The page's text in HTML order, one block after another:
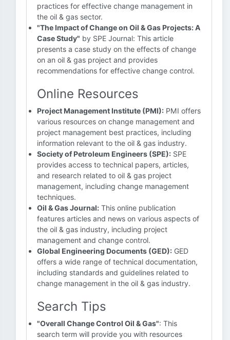
practices for effective change management in
the oil & gas sector.
"The Impact of Change on Oil & Gas Projects: A
Case Study" by SPE Journal: This article
presents a case study on the effects of change
on an oil & gas project and provides
recommendations for effective change control.
Online Resources
Project Management Institute (PMI): PMI offers
various resources on change management and
project management best practices, including
information relevant to the oil & gas industry.
Society of Petroleum Engineers (SPE): SPE
provides access to technical papers, articles,
and research related to oil & gas project
management, including change management
techniques.
Oil & Gas Journal: This online publication
features articles and news on various aspects of
the oil & gas industry, including project
management and change control.
Global Engineering Documents (GED): GED
offers a wide range of technical documentation,
including standards and guidelines related to
change management in the oil & gas industry.
Search Tips
"Overall Change Control Oil & Gas": This
search term will provide you with resources